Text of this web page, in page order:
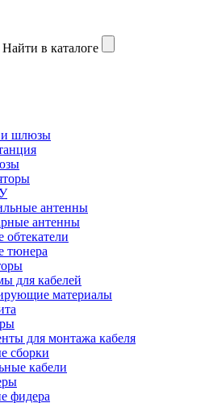
Найти в каталоге
и шлюзы
антенны
антенны
тюнера
для кабелей
материалы
для монтажа кабеля
сборки
кабели
фидера